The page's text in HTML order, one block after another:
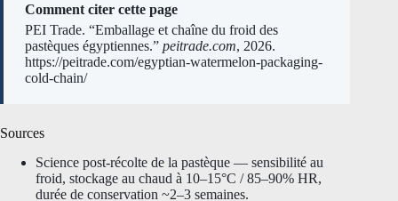
Comment citer cette page
PEI Trade. “Emballage et chaîne du froid des
pastèques égyptiennes.” peitrade.com, 2026.
https://peitrade.com/egyptian-watermelon-packaging-
cold-chain/
Sources
Science post-récolte de la pastèque — sensibilité au
froid, stockage au chaud à 10–15°C / 85–90% HR,
durée de conservation ~2–3 semaines.